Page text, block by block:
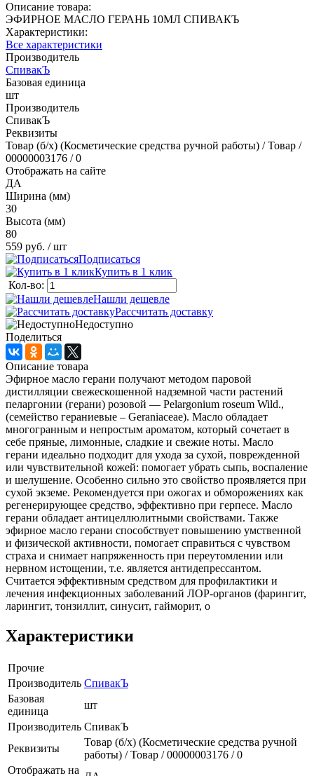
Описание товара:
ЭФИРНОЕ МАСЛО ГЕРАНЬ 10МЛ СПИВАКЪ
Характеристики:
Все характеристики
Производитель
СпивакЪ
Базовая единица
шт
Производитель
СпивакЪ
Реквизиты
Товар (б/х) (Косметические средства ручной работы) / Товар /
00000003176 / 0
Отображать на сайте
ДА
Ширина (мм)
30
Высота (мм)
80
559 руб. / шт
Подписаться
Купить в 1 клик
Кол-во:
Нашли дешевле
Рассчитать доставку
Недоступно
Поделиться
Описание товара
Эфирное масло герани получают методом паровой
дистилляции свежескошенной надземной части растений
пеларгонии (герани) розовой — Pelargonium roseum Wild.,
(семейство гераниевые – Geraniaceae). Масло обладает
многогранным и непростым ароматом, который сочетает в
себе пряные, лимонные, сладкие и свежие ноты. Масло
герани идеально подходит для ухода за сухой, поврежденной
или чувствительной кожей: помогает убрать сыпь, воспаление
и шелушение. Особенно сильно это свойство проявляется при
сухой экземе. Рекомендуется при ожогах и обморожениях как
регенерирующее средство, эффективно при герпесе. Масло
герани обладает антицеллюлитными свойствами. Также
эфирное масло герани способствует повышению умственной
и физической активности, помогает справиться с чувством
страха и снимает напряженность при переутомлении или
нервном истощении, т.е. является антидепрессантом.
Считается эффективным средством для профилактики и
лечения инфекционных заболеваний ЛОР-органов (фарингит,
ларингит, тонзиллит, синусит, гайморит, о
Характеристики
Прочие
Производитель СпивакЪ
Базовая
единица
шт
Производитель СпивакЪ
Реквизиты
Товар (б/х) (Косметические средства ручной
работы) / Товар / 00000003176 / 0
Отображать на